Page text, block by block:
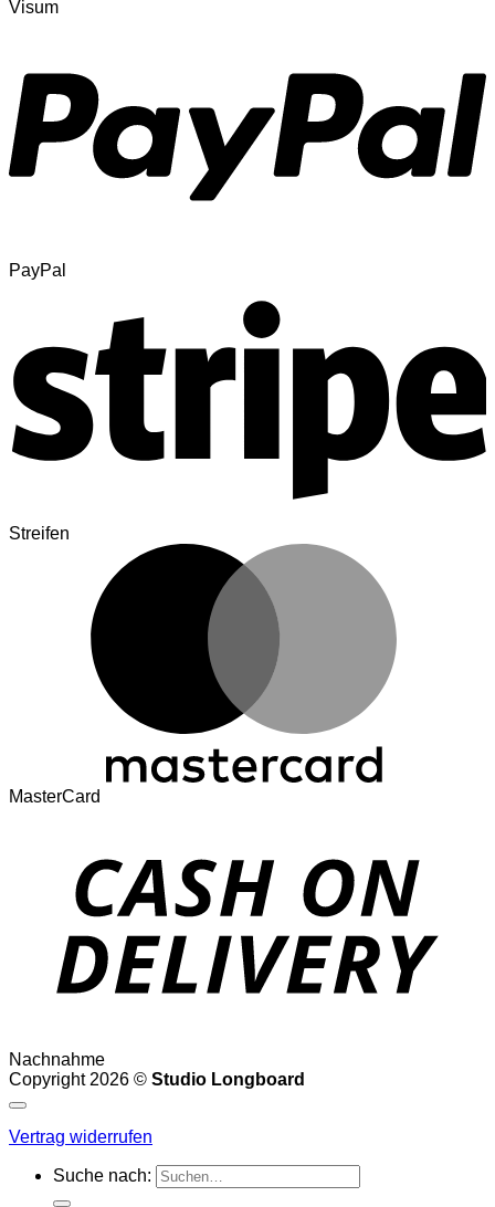
Visum
PayPal
Streifen
MasterCard
Nachnahme
Copyright 2026 © Studio Longboard
Vertrag widerrufen
Suche nach: